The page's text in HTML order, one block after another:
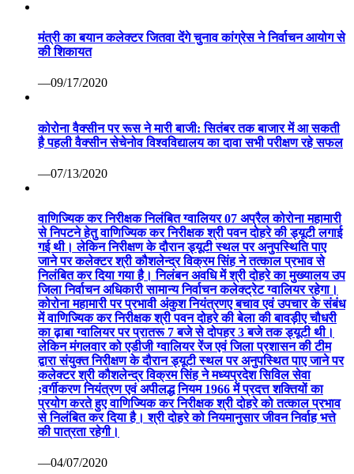
मंत्री का बयान कलेक्टर जितवा देंगे चुनाव कांग्रेस ने निर्वाचन आयोग से
की शिकायत
—09/17/2020
कोरोना वैक्सीन पर रूस ने मारी बाजी: सितंबर तक बाजार में आ सकती
है पहली वैक्सीन सेचेनोव विश्वविद्यालय का दावा सभी परीक्षण रहे सफल
—07/13/2020
वाणिज्यिक कर निरीक्षक निलंबित ग्वालियर 07 अप्रैल कोरोना महामारी
से निपटने हेतु वाणिज्यिक कर निरीक्षक श्री पवन दोहरे की ड्यूटी लगाई
गई थी। लेकिन निरीक्षण के दौरान ड्यूटी स्थल पर अनुपस्थिति पाए
जाने पर कलेक्टर श्री कौशलेन्द्र विक्रम सिंह ने तत्काल प्रभाव से
निलंबित कर दिया गया है। निलंबन अवधि में श्री दोहरे का मुख्यालय उप
जिला निर्वाचन अधिकारी सामान्य निर्वाचन कलेक्ट्रेट ग्वालियर रहेगा।
कोरोना महामारी पर प्रभावी अंकुश नियंत्रणए बचाव एवं उपचार के संबंध
में वाणिज्यिक कर निरीक्षक श्री पवन दोहरे की बेला की बावड़ीए चौधरी
का ढ़ाबा ग्वालियर पर प्रातरू 7 बजे से दोपहर 3 बजे तक ड्यूटी थी।
लेकिन मंगलवार को एडीजी ग्वालियर रेंज एवं जिला प्रशासन की टीम
द्वारा संयुक्त निरीक्षण के दौरान ड्यूटी स्थल पर अनुपस्थित पाए जाने पर
कलेक्टर श्री कौशलेन्द्र विक्रम सिंह ने मध्यप्रदेश सिविल सेवा
;वर्गीकरण नियंत्रण एवं अपीलद्ध नियम 1966 में प्रदत्त शक्तियों का
प्रयोग करते हुए वाणिज्यिक कर निरीक्षक श्री दोहरे को तत्काल प्रभाव
से निलंबित कर दिया है। श्री दोहरे को नियमानुसार जीवन निर्वाह भत्ते
की पात्रता रहेगी।
—04/07/2020